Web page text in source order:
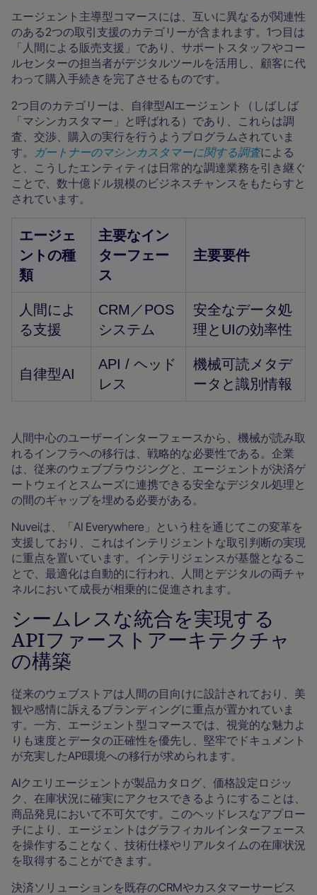
エージェント主導型コマースには、互いに異なるが関連性
のある2つの取引支援のカテゴリーが含まれます。1つ目は
「人間による販売支援」であり、サポートスタッフやコー
ルセンターの担当者がデジタルツールを活用し、顧客に代
わって購入手続きを完了させるものです。
2つ目のカテゴリーは、自律型AIエージェント（しばしば
「マシンカスタマー」と呼ばれる）であり、これらは調
査、交渉、購入の実行を行うようプログラムされていま
す。
ガートナーのマシンカスタマーに関する調査による
と、こうしたエンティティは日常的な調達業務を引き継ぐ
ことで、数十億ドル規模のビジネスチャンスをもたらすと
されています。
エージェ
ントの種
類
主要なイン
ターフェー
ス
主要要件
人間によ
る支援
CRM／POS
システム
安全なデータ処
理とUIの効率性
自律型AI
API / ヘッド
レス
機械可読メタデ
ータと識別情報
人間中心のユーザーインターフェースから、機械が読み取
れるインフラへの移行は、戦略的な必要性である。企業
は、従来のウェブブラウジングと、エージェントが決済ゲ
ートウェイとスムーズに連携できる安全なデジタル処理と
の間のギャップを埋める必要がある。
Nuveiは、「AI Everywhere」という柱を通じてこの変革を
支援しており、これはインテリジェントな取引判断の実現
に重点を置いています。インテリジェンスが基盤となるこ
とで、最適化は自動的に行われ、人間とデジタルの両チャ
ネルにおいて成長が相乗的に促進されます。
シームレスな統合を実現する
APIファーストアーキテクチャ
の構築
従来のウェブストアは人間の目向けに設計されており、美
観や感情に訴えるブランディングに重点が置かれていま
す。一方、エージェント型コマースでは、視覚的な魅力よ
りも速度とデータの正確性を優先し、堅牢でドキュメント
が充実したAPI環境への移行が求められます。
AIクエリエージェントが製品カタログ、価格設定ロジッ
ク、在庫状況に確実にアクセスできるようにすることは、
商品発見において不可欠です。このヘッドレスなアプロー
チにより、エージェントはグラフィカルインターフェース
を操作することなく、技術仕様やリアルタイムの在庫状況
を取得することができます。
決済ソリューションを既存のCRMやカスタマーサービス